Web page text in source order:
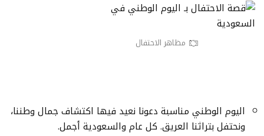
مظاهر الاحتفال
اليوم الوطني مناسبة دعونا نعيد فيها اكتشاف جمال وطننا،
ونحتفل بتراثنا العريق. كل عام والسعودية أجمل.